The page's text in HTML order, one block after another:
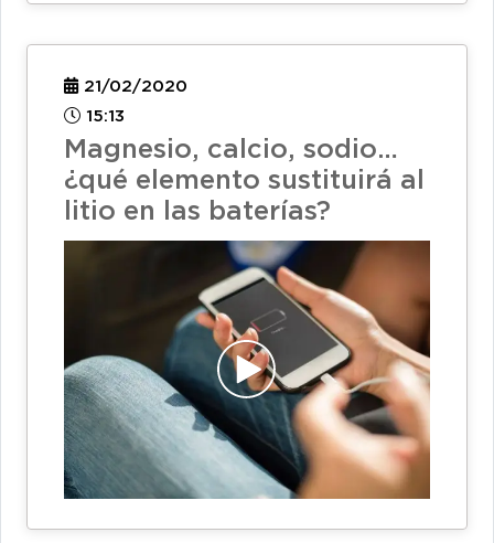
21/02/2020
15:13
Magnesio, calcio, sodio…
¿qué elemento sustituirá al
litio en las baterías?